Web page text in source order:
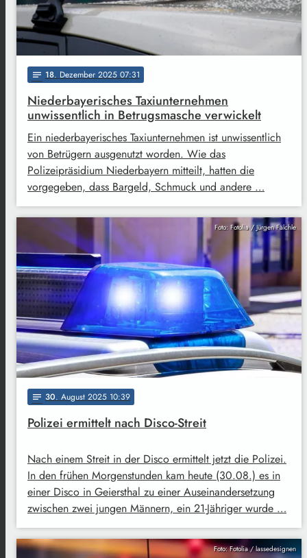
notes 18. Dezember 2025 07:31
Niederbayerisches Taxiunternehmen
unwissentlich in Betrugsmasche verwickelt
Ein niederbayerisches Taxiunternehmen ist unwissentlich
von Betrügern ausgenutzt worden. Wie das
Polizeipräsidium Niederbayern mitteilt, hatten die
vorgegeben, dass Bargeld, Schmuck und andere …
Foto: Fotolia / Jürgen Fälchle
notes 30. August 2025 10:39
Polizei ermittelt nach Disco-Streit
Nach einem Streit in der Disco ermittelt jetzt die Polizei.
In den frühen Morgenstunden kam heute (30.08.) es in
einer Disco in Geiersthal zu einer Auseinandersetzung
zwischen zwei jungen Männern, ein 21-Jähriger wurde …
Foto: Fotolia / lassedesignen